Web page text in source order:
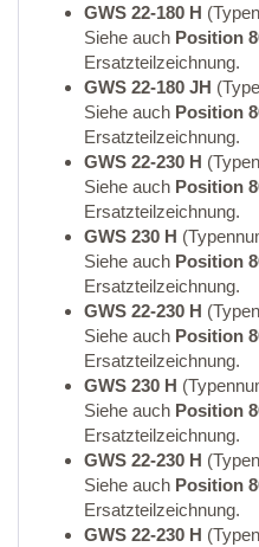
GWS 22-180 H
Siehe auch Position
Ersatzteilzeichnung.
GWS 22-180 JH
Siehe auch Position
Ersatzteilzeichnung.
GWS 22-230 H
Siehe auch Position
Ersatzteilzeichnung.
GWS 230 H
Siehe auch Position
Ersatzteilzeichnung.
GWS 22-230 H
Siehe auch Position
Ersatzteilzeichnung.
GWS 230 H
Siehe auch Position
Ersatzteilzeichnung.
GWS 22-230 H
Siehe auch Position
Ersatzteilzeichnung.
GWS 22-230 H